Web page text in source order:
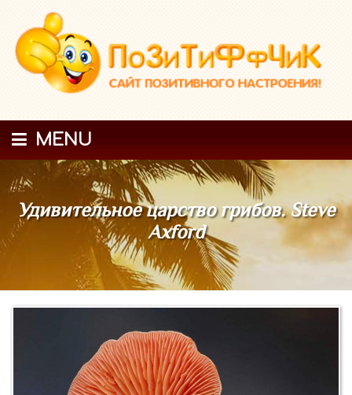
MENU
Удивительное царство грибов. Steve
Axford